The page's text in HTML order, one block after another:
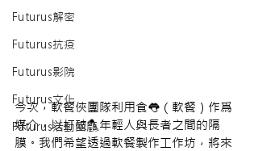
Futurus解密
Futurus抗疫
Futurus影院
Futurus文化
Futurus活動回顧
今次，軟餐俠團隊利用食👅（軟餐）作爲
媒介，以打破🪓年輕人與長者之間的隔
膜。我們希望透過軟餐製作工作坊，將來